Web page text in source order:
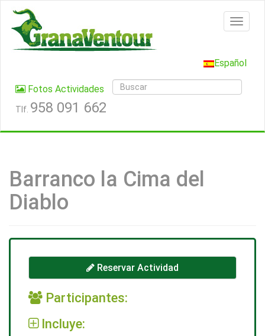
Español
Fotos Actividades
Tlf. 958 091 662
Barranco la Cima del
Diablo
Reservar Actividad
Participantes:
Incluye: